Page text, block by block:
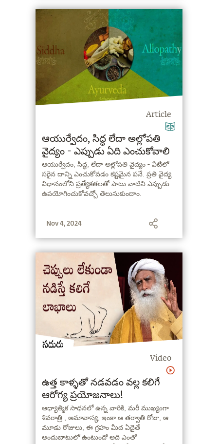
Article
ఆయుర్వేదం, సిద్ధ లేదా అల్లోపతి
వైద్యం - ఎప్పుడు ఏది ఎంచుకోవాలి
ఆయుర్వేదం, సిద్ధ, లేదా అల్లోపతి వైద్యం - వీటిలో
సరైన దాన్ని ఎంచుకోవడం కష్టమైన పనే. ప్రతి వైద్య
విధానంలోని ప్రత్యేకతలతో పాటు వాటిని ఎప్పుడు
ఉపయోగించుకోవచ్చో తెలుసుకుందాం.
Nov 4, 2024
Video
ఉత్త కాళ్ళతో నడవడం వల్ల కలిగే
ఆరోగ్య ప్రయోజనాలు!
ఆధ్యాత్మిక సాధనలో ఉన్న వారికి, మరీ ముఖ్యంగా
శివరాత్రి , అమావాస్య, ఇంకా ఆ తర్వాతి రోజు, ఆ
మూడు రోజులు, ఈ గ్రహం మీద ఏదైతే
అందుబాటులో ఉంటుందో అది ఎంతో